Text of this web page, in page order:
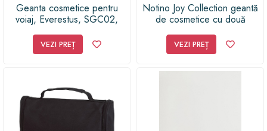
Geanta cosmetice pentru
voiaj, Everestus, SGC02,
de calatorie inclus
VEZI PREȚ
Notino Joy Collection geantă
de cosmetice cu două
VEZI PREȚ